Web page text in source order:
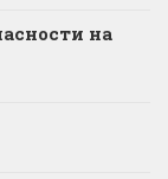
на